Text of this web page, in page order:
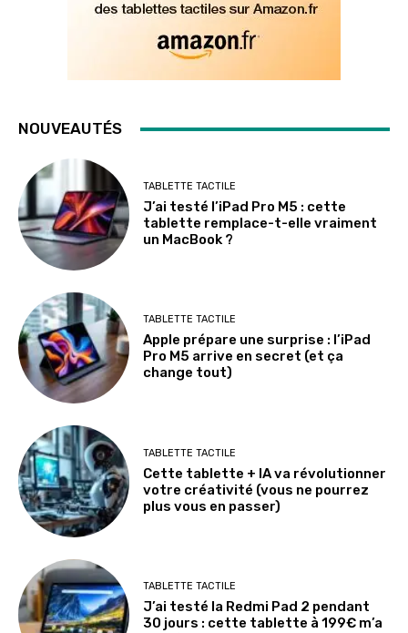
NOUVEAUTÉS
TABLETTE TACTILE
J’ai testé l’iPad Pro M5 : cette
tablette remplace-t-elle vraiment
un MacBook ?
TABLETTE TACTILE
Apple prépare une surprise : l’iPad
Pro M5 arrive en secret (et ça
change tout)
TABLETTE TACTILE
Cette tablette + IA va révolutionner
votre créativité (vous ne pourrez
plus vous en passer)
TABLETTE TACTILE
J’ai testé la Redmi Pad 2 pendant
30 jours : cette tablette à 199€ m’a